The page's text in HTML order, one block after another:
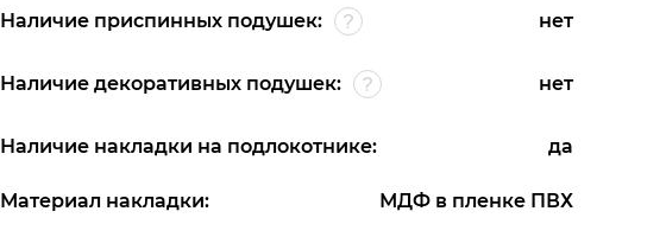
Наличие приспинных подушек: нет
Наличие декоративных подушек: нет
Наличие накладки на подлокотнике: да
Материал накладки: МДФ в пленке ПВХ